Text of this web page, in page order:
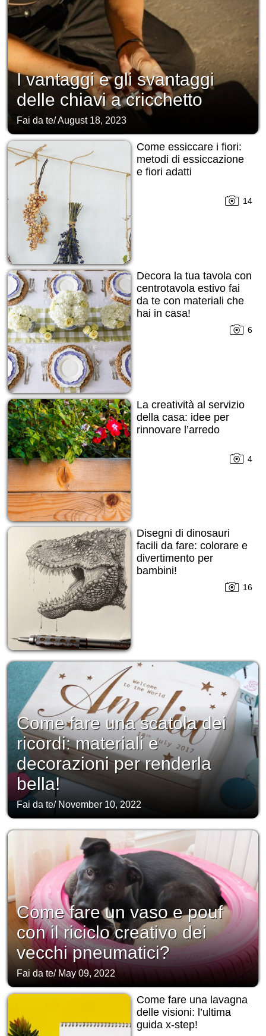
I vantaggi e gli svantaggi
delle chiavi a cricchetto
Fai da te/August 18, 2023
Come essiccare i fiori:
metodi di essiccazione
e fiori adatti
14
Decora la tua tavola con
centrotavola estivo fai
da te con materiali che
hai in casa!
6
La creatività al servizio
della casa: idee per
rinnovare l’arredo
4
Disegni di dinosauri
facili da fare: colorare e
divertimento per
bambini!
16
Come fare una scatola dei
ricordi: materiali e
decorazioni per renderla
bella!
Fai da te/ November 10, 2022
Come fare un vaso e pouf
con il riciclo creativo dei
vecchi pneumatici?
Fai da te/ May 09, 2022
Come fare una lavagna
delle visioni: l’ultima
guida x-step!